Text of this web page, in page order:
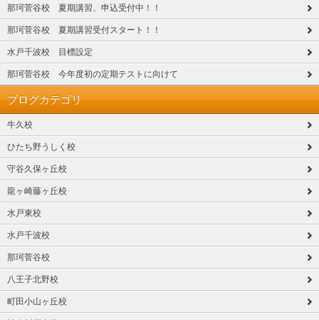
那珂菅谷校 夏期講習、申込受付中！！
那珂菅谷校 夏期講習受付スタート！！
水戸千波校 目標設定
那珂菅谷校 今年度初の定期テストに向けて
ブログカテゴリ
牛久校
ひたち野うしく校
守谷久保ヶ丘校
龍ヶ崎藤ヶ丘校
水戸東校
水戸千波校
那珂菅谷校
八王子北野校
町田小山ヶ丘校